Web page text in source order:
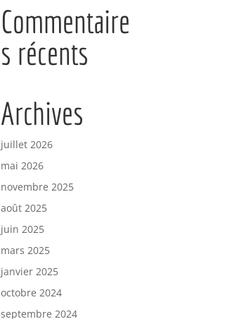
Commentaire
s récents
Archives
juillet 2026
mai 2026
novembre 2025
août 2025
juin 2025
mars 2025
janvier 2025
octobre 2024
septembre 2024